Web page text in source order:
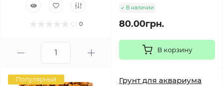
0
В наличии
80.00грн.
В корзину
Популярный
Грунт для аквариума